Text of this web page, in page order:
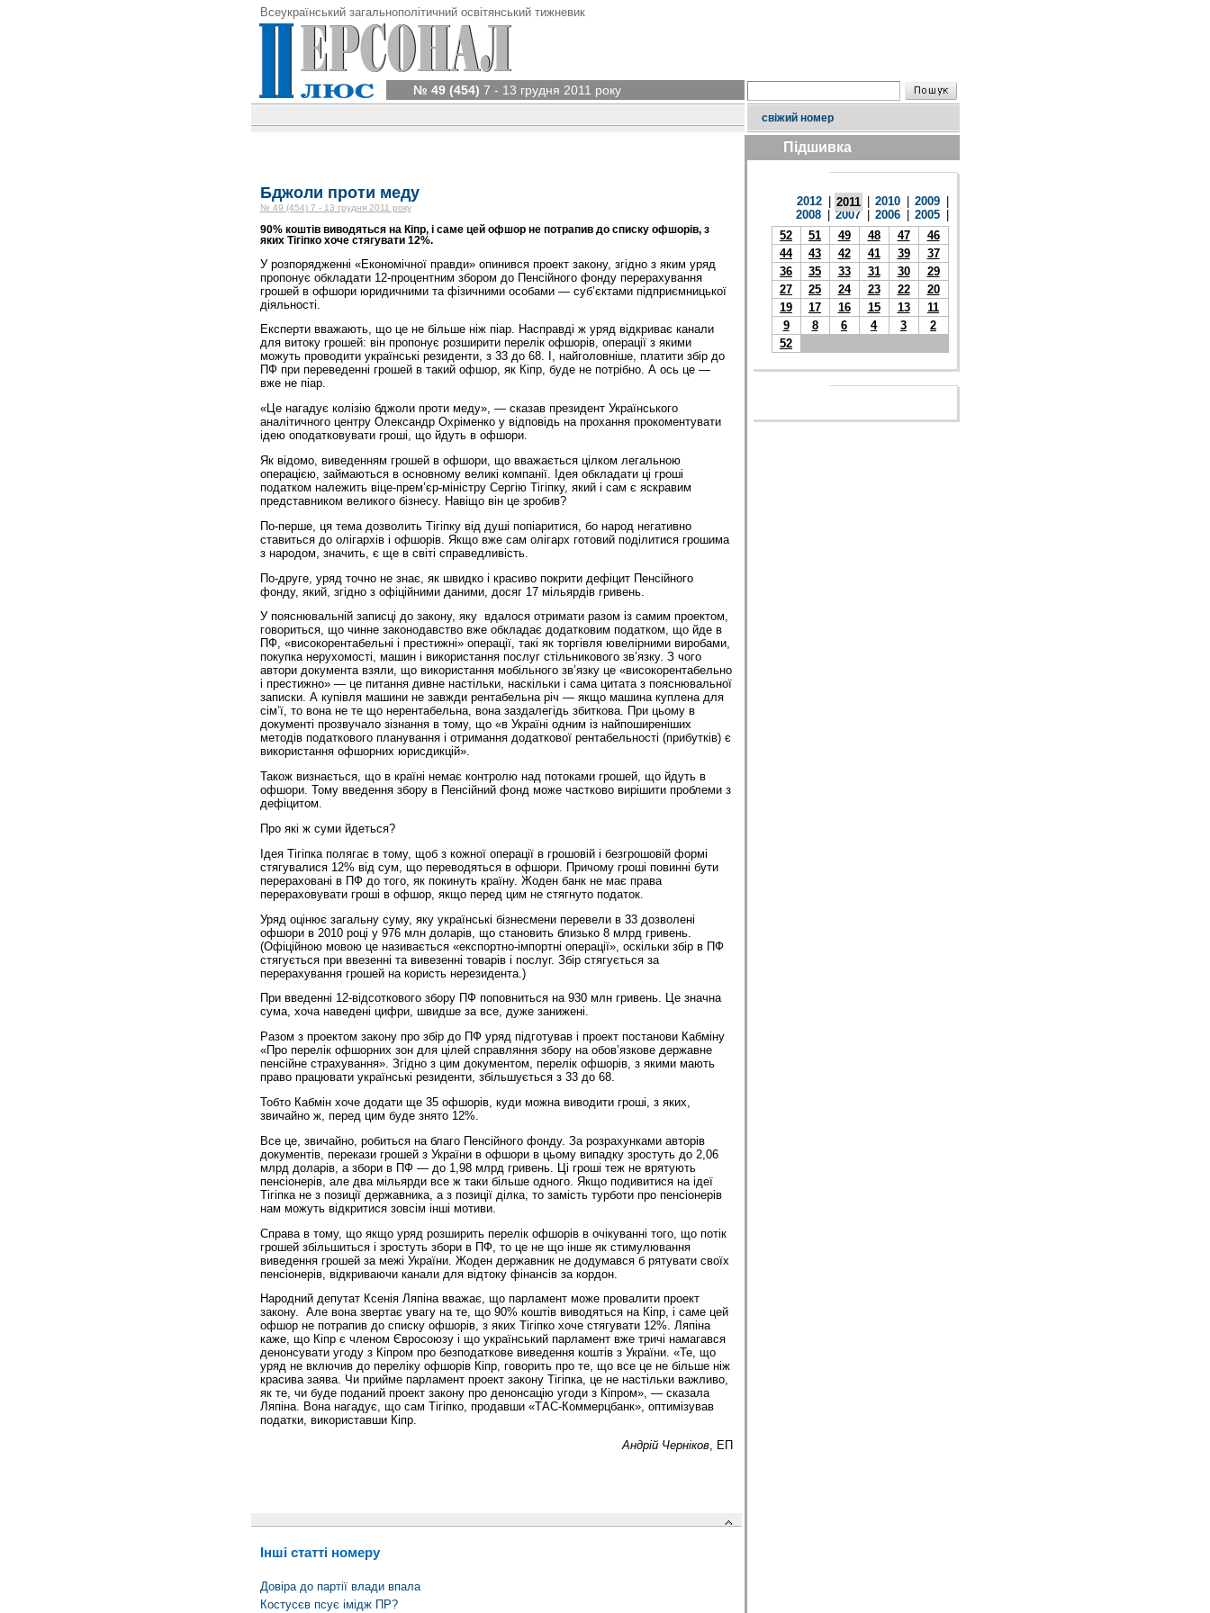
Всеукраїнський загальнополітичний освітянський тижневик
№ 49 (454) 7 - 13 грудня 2011 року
свіжий номер
Бджоли проти меду
№ 49 (454) 7 - 13 грудня 2011 року
90% коштів виводяться на Кіпр, і саме цей офшор не потрапив до списку офшорів, з
яких Тігіпко хоче стягувати 12%.
У розпорядженні «Економічної правди» опинився проект закону, згідно з яким уряд
пропонує обкладати 12-процентним збором до Пенсійного фонду перерахування
грошей в офшори юридичними та фізичними особами — суб’єктами підприємницької
діяльності.
Експерти вважають, що це не більше ніж піар. Насправді ж уряд відкриває канали
для витоку грошей: він пропонує розширити перелік офшорів, операції з якими
можуть проводити українські резиденти, з 33 до 68. І, найголовніше, платити збір до
ПФ при переведенні грошей в такий офшор, як Кіпр, буде не потрібно. А ось це —
вже не піар.
«Це нагадує колізію бджоли проти меду», — сказав президент Українського
аналітичного центру Олександр Охріменко у відповідь на прохання прокоментувати
ідею оподатковувати гроші, що йдуть в офшори.
Як відомо, виведенням грошей в офшори, що вважається цілком легальною
операцією, займаються в основному великі компанії. Ідея обкладати ці гроші
податком належить віце-пре­м’єр-міністру Сергію Тігіпку, який і сам є яскравим
представником великого бізнесу. Навіщо він це зробив?
По-перше, ця тема дозволить Тігіпку від душі попіаритися, бо народ негативно
ставиться до олігархів і офшорів. Якщо вже сам олігарх готовий поділитися грошима
з народом, значить, є ще в світі справедливість.
По-друге, уряд точно не знає, як швидко і красиво покрити дефіцит Пенсійного
фонду, який, згідно з офіційними даними, досяг 17 мільярдів гривень.
У пояснювальній записці до закону, яку вдалося отримати разом із самим проектом,
говориться, що чинне законодавство вже обкладає додатковим податком, що йде в
ПФ, «високорентабельні і престижні» операції, такі як торгівля ювелірними виробами,
покупка нерухомості, машин і використання послуг стільникового зв’язку. З чого
автори документа взяли, що використання мобільного зв’язку це «високорентабельно
і престижно» — це питання дивне настільки, наскільки і сама цитата з пояснювальної
записки. А купівля машини не завжди рентабельна річ — якщо машина куплена для
сім’ї, то вона не те що нерентабельна, вона заздалегідь збиткова. При цьому в
документі прозвучало зізнання в тому, що «в Україні одним із найпоширеніших
методів податкового планування і отримання додаткової рентабельності (прибутків) є
використання офшорних юрисдикцій».
Також визнається, що в країні немає контролю над потоками грошей, що йдуть в
офшори. Тому введення збору в Пенсійний фонд може частково вирішити проблеми з
дефіцитом.
Про які ж суми йдеться?
Ідея Тігіпка полягає в тому, щоб з кожної операції в грошовій і безгрошовій формі
стягувалися 12% від сум, що переводяться в офшори. Причому гроші повинні бути
перераховані в ПФ до того, як покинуть країну. Жоден банк не має права
перераховувати гроші в офшор, якщо перед цим не стягнуто податок.
Уряд оцінює загальну суму, яку українські бізнесмени перевели в 33 дозволені
офшори в 2010 році у 976 млн доларів, що становить близько 8 млрд гривень.
(Офіційною мовою це називається «експортно-імпортні операції», оскільки збір в ПФ
стягується при ввезенні та вивезенні товарів і послуг. Збір стягується за
перерахування грошей на користь нерезидента.)
При введенні 12-відсоткового збору ПФ поповниться на 930 млн гривень. Це значна
сума, хоча наведені цифри, швидше за все, дуже занижені.
Разом з проектом закону про збір до ПФ уряд підготував і проект постанови Кабміну
«Про перелік офшорних зон для цілей справляння збору на обов’язкове державне
пенсійне страхування». Згідно з цим документом, перелік офшорів, з якими мають
право працювати українські резиденти, збільшується з 33 до 68.
Тобто Кабмін хоче додати ще 35 офшорів, куди можна виводити гроші, з яких,
звичайно ж, перед цим буде знято 12%.
Все це, звичайно, робиться на благо Пенсійного фонду. За розрахунками авторів
документів, перекази грошей з України в офшори в цьому випадку зростуть до 2,06
млрд доларів, а збори в ПФ — до 1,98 млрд гривень. Ці гроші теж не врятують
пенсіонерів, але два мільярди все ж таки більше одного. Якщо подивитися на ідеї
Тігіпка не з позиції державника, а з позиції ділка, то замість турботи про пенсіонерів
нам можуть відкритися зовсім інші мотиви.
Справа в тому, що якщо уряд розширить перелік офшорів в очікуванні того, що потік
грошей збільшиться і зростуть збори в ПФ, то це не що інше як стимулювання
виведення грошей за межі України. Жоден державник не додумався б рятувати своїх
пенсіонерів, відкриваючи канали для відтоку фінансів за кордон.
Народний депутат Ксенія Ляпіна вважає, що парламент може провалити проект
закону. Але вона звертає увагу на те, що 90% коштів виводяться на Кіпр, і саме цей
офшор не потрапив до списку офшорів, з яких Тігіпко хоче стягувати 12%. Ляпіна
каже, що Кіпр є членом Євросоюзу і що український парламент вже тричі намагався
денонсувати угоду з Кіпром про безподаткове виведення коштів з України. «Те, що
уряд не включив до переліку офшорів Кіпр, говорить про те, що все це не більше ніж
красива заява. Чи прийме парламент проект закону Тігіпка, це не настільки важливо,
як те, чи буде поданий проект закону про денонсацію угоди з Кіпром», — сказала
Ляпіна. Вона нагадує, що сам Тігіпко, продавши «ТАС-Коммерцбанк», оптимізував
податки, використавши Кіпр.
Андрій Черніков, ЕП
Інші статті номеру
Довіра до партії влади впала
Костусєв псує імідж ПР?
Підшивка
2012 2011 2010 2009
2008
2007 2006 2005
52
51 49 48 47
46
44
43 42 41 39
37
36
35 33 31 30
29
27
25 24 23 22
20
19
17 16 15 13
11
9
8 6 4 3
2
52